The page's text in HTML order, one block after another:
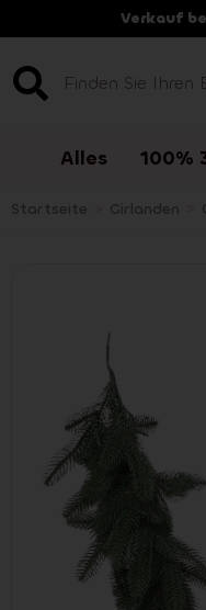
Verkauf
Alles 100%
Startseite Girlanden